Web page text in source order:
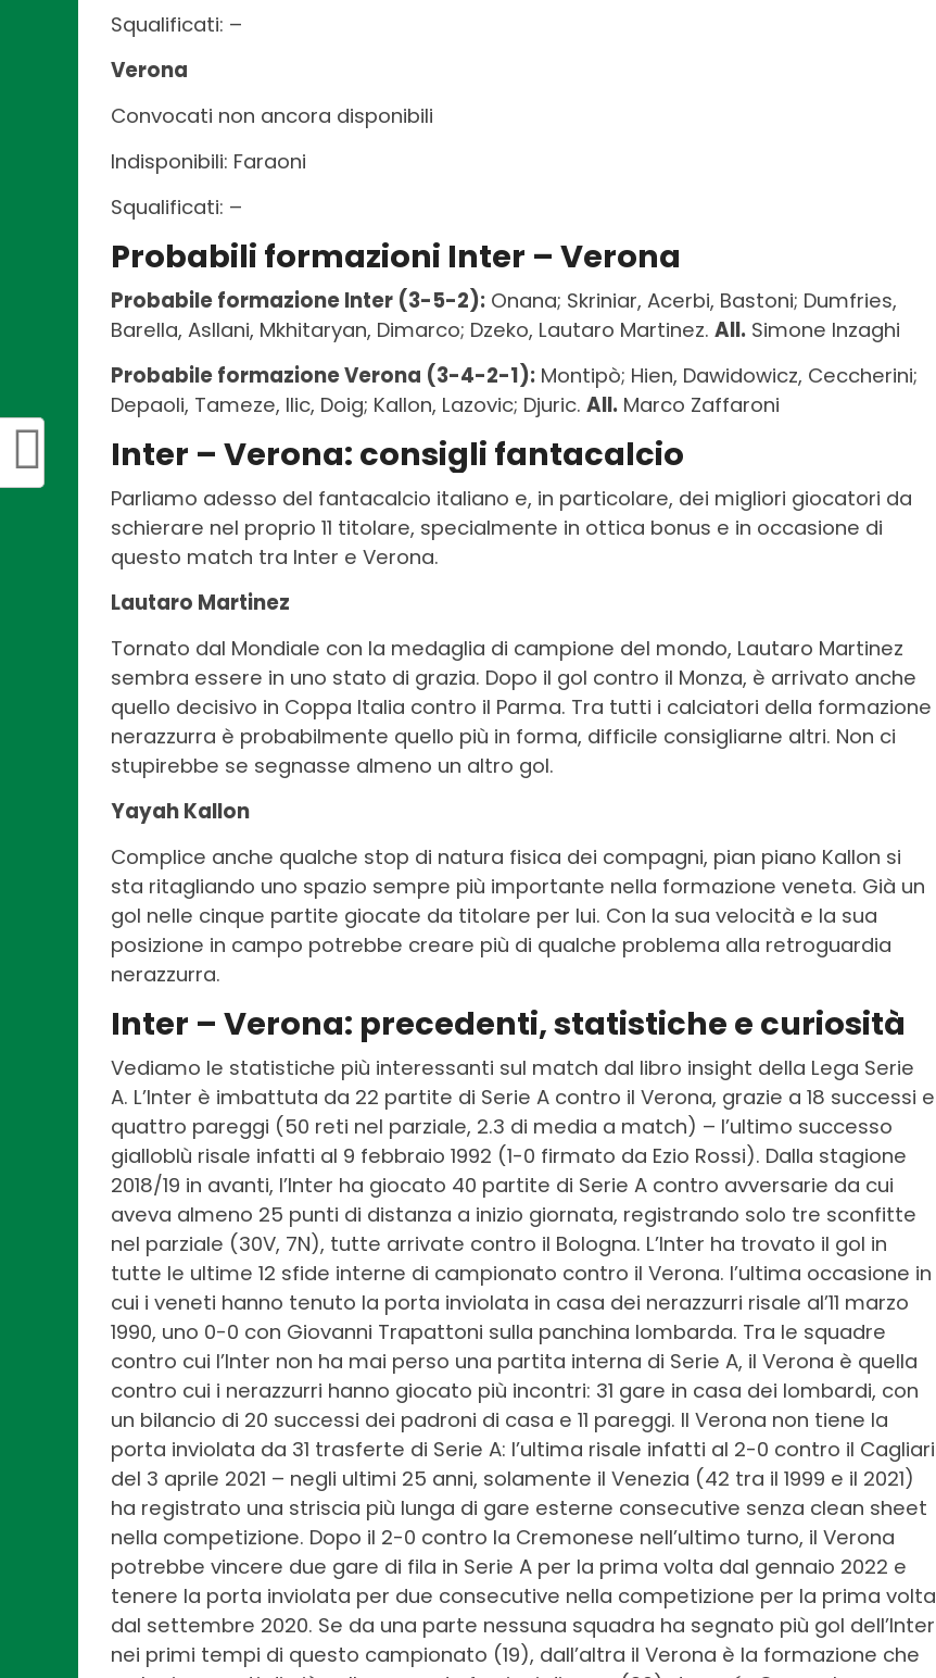
Squalificati: –
Verona
Convocati non ancora disponibili
Indisponibili: Faraoni
Squalificati: –
Probabili formazioni Inter – Verona
Probabile formazione Inter (3-5-2): Onana; Skriniar, Acerbi, Bastoni; Dumfries,
Barella, Asllani, Mkhitaryan, Dimarco; Dzeko, Lautaro Martinez. All. Simone Inzaghi
Probabile formazione Verona (3-4-2-1): Montipò; Hien, Dawidowicz, Ceccherini;
Depaoli, Tameze, Ilic, Doig; Kallon, Lazovic; Djuric. All. Marco Zaffaroni
Inter – Verona: consigli fantacalcio
Parliamo adesso del fantacalcio italiano e, in particolare, dei migliori giocatori da
schierare nel proprio 11 titolare, specialmente in ottica bonus e in occasione di
questo match tra Inter e Verona.
Lautaro Martinez
Tornato dal Mondiale con la medaglia di campione del mondo, Lautaro Martinez
sembra essere in uno stato di grazia. Dopo il gol contro il Monza, è arrivato anche
quello decisivo in Coppa Italia contro il Parma. Tra tutti i calciatori della formazione
nerazzurra è probabilmente quello più in forma, difficile consigliarne altri. Non ci
stupirebbe se segnasse almeno un altro gol.
Yayah Kallon
Complice anche qualche stop di natura fisica dei compagni, pian piano Kallon si
sta ritagliando uno spazio sempre più importante nella formazione veneta. Già un
gol nelle cinque partite giocate da titolare per lui. Con la sua velocità e la sua
posizione in campo potrebbe creare più di qualche problema alla retroguardia
nerazzurra.
Inter – Verona: precedenti, statistiche e curiosità
Vediamo le statistiche più interessanti sul match dal libro insight della Lega Serie
A. L’Inter è imbattuta da 22 partite di Serie A contro il Verona, grazie a 18 successi e
quattro pareggi (50 reti nel parziale, 2.3 di media a match) – l’ultimo successo
gialloblù risale infatti al 9 febbraio 1992 (1-0 firmato da Ezio Rossi). Dalla stagione
2018/19 in avanti, l’Inter ha giocato 40 partite di Serie A contro avversarie da cui
aveva almeno 25 punti di distanza a inizio giornata, registrando solo tre sconfitte
nel parziale (30V, 7N), tutte arrivate contro il Bologna. L’Inter ha trovato il gol in
tutte le ultime 12 sfide interne di campionato contro il Verona. l’ultima occasione in
cui i veneti hanno tenuto la porta inviolata in casa dei nerazzurri risale al’11 marzo
1990, uno 0-0 con Giovanni Trapattoni sulla panchina lombarda. Tra le squadre
contro cui l’Inter non ha mai perso una partita interna di Serie A, il Verona è quella
contro cui i nerazzurri hanno giocato più incontri: 31 gare in casa dei lombardi, con
un bilancio di 20 successi dei padroni di casa e 11 pareggi. Il Verona non tiene la
porta inviolata da 31 trasferte di Serie A: l’ultima risale infatti al 2-0 contro il Cagliari
del 3 aprile 2021 – negli ultimi 25 anni, solamente il Venezia (42 tra il 1999 e il 2021)
ha registrato una striscia più lunga di gare esterne consecutive senza clean sheet
nella competizione. Dopo il 2-0 contro la Cremonese nell’ultimo turno, il Verona
potrebbe vincere due gare di fila in Serie A per la prima volta dal gennaio 2022 e
tenere la porta inviolata per due consecutive nella competizione per la prima volta
dal settembre 2020. Se da una parte nessuna squadra ha segnato più gol dell’Inter
nei primi tempi di questo campionato (19), dall’altra il Verona è la formazione che